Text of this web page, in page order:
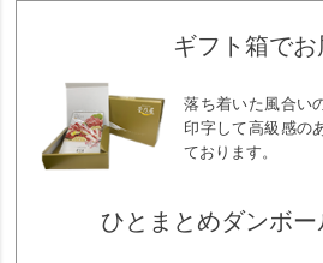
ギフト箱でお
落ち着いた風合い
印字して高級感の
ております。
ひとまとめダンボ